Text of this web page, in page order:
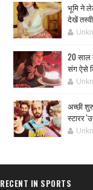
भूमि ने
देखें
20 साल
संग ऐसे
अच्छी
स्टारर
RECENT IN SPORTS